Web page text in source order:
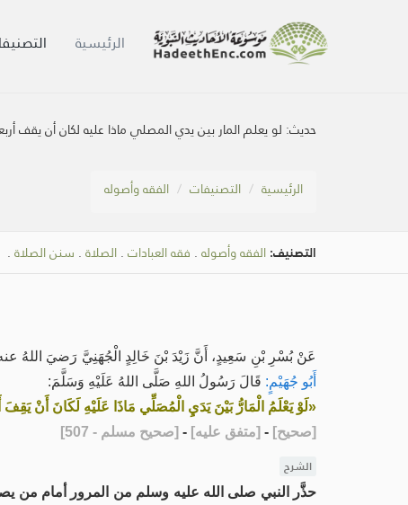
الرئيسية
حديث: لو يعلم المار بين يدي المصلي ماذا عليه لكان أن يقف
الرئيسية التصنيفات الفقه وأصوله
التصنيف: الفقه وأصوله . فقه العبادات . الصلاة . سنن الصلاة .
عَنْ بُسْرِ بْنِ سَعِيدٍ، أَنَّ زَيْدَ بْنَ خَالِدٍ الْجُهَنِيَّ رَضيَ اللهُ
أَبُو جُهَيْمٍ: قَالَ رَسُولُ اللهِ صَلَّى اللهُ عَلَيْهِ وَسَلَّمَ:
«لَوْ يَعْلَمُ الْمَارُّ بَيْنَ يَدَيِ الْمُصَلِّي مَاذَا عَلَيْهِ لَكَانَ أَنْ
[صحيح]
-
[متفق عليه]
-
[صحيح مسلم - 507 ]
الشرح
حذَّر النبي صلى الله عليه وسلم من المرور أمام من